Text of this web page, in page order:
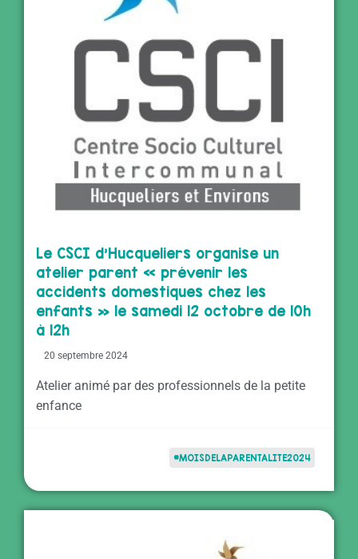
Le CSCI d’Hucqueliers organise un
atelier parent « prévenir les
accidents domestiques chez les
enfants » le samedi 12 octobre de 10h
à 12h
20 septembre 2024
Atelier animé par des professionnels de la petite
enfance
#MOISDELAPARENTALITE2024